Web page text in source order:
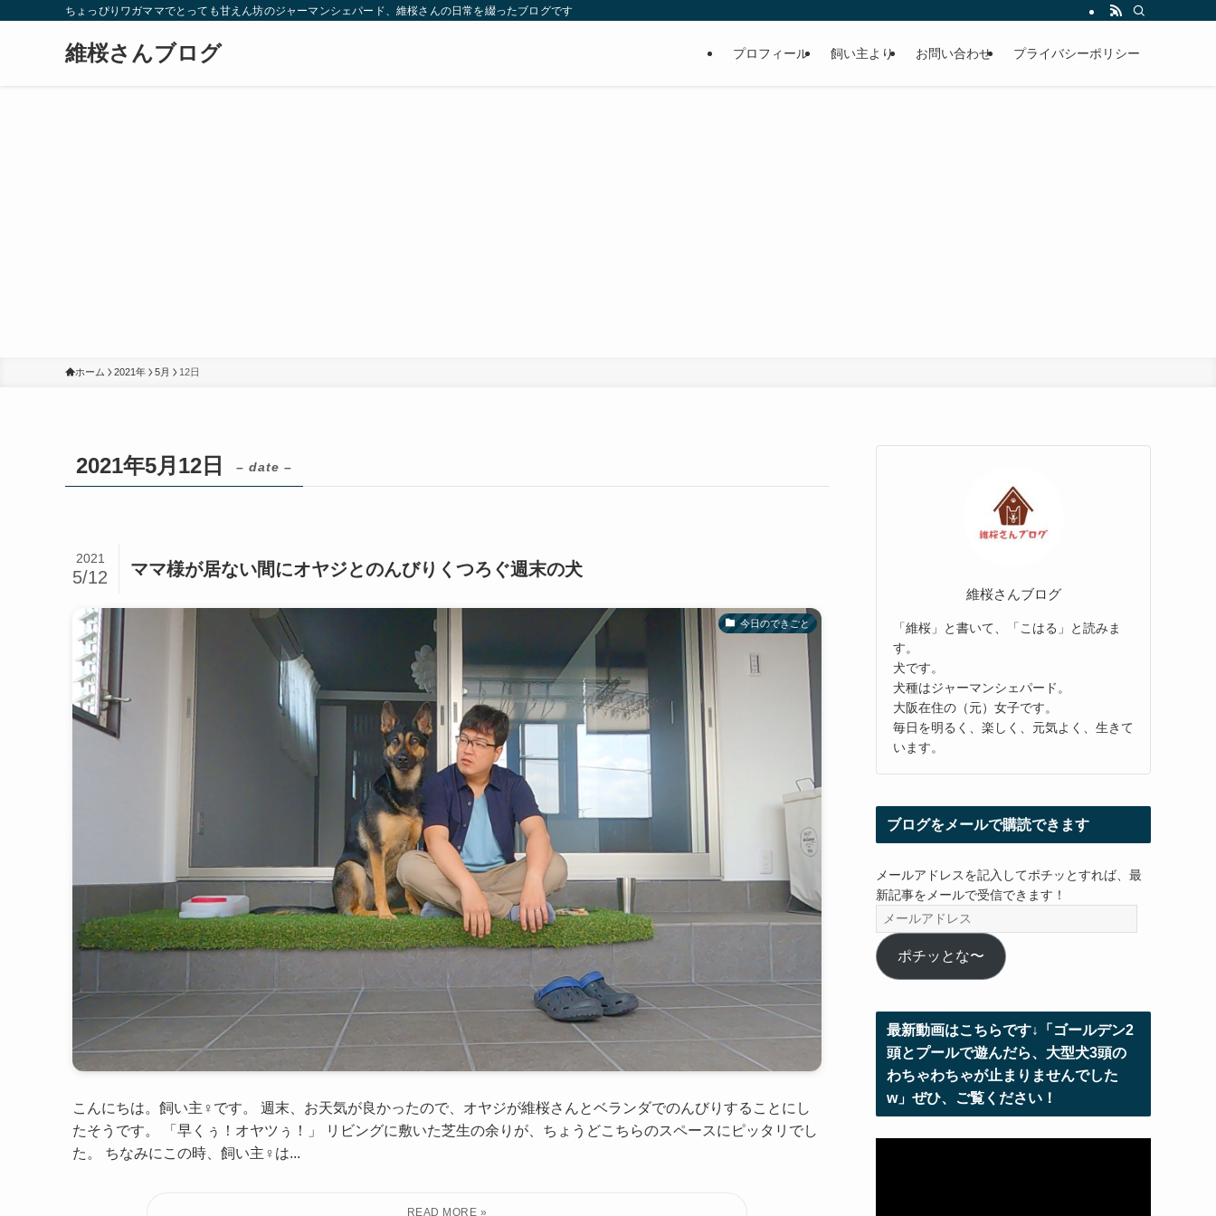
ちょっぴりワガママでとっても甘えん坊のジャーマンシェパード、維桜さんの日常を綴ったブログです
維桜さんブログ プロフィール 飼い主より お問い合わせ プライバシーポリシー
ホーム 2021年 5月 12日
2021年5月12日 – date –
ママ様が居ない間にオヤジとのんびりくつろぐ週末の犬
2021
5/12
今日のできごと
こんにちは。飼い主♀です。 週末、お天気が良かったので、オヤジが維桜さんとベランダでのんびりすることにし
たそうです。 「早くぅ！オヤツぅ！」 リビングに敷いた芝生の余りが、ちょうどこちらのスペースにピッタリでし
た。 ちなみにこの時、飼い主♀は...
維桜さんブログ
「維桜」と書いて、「こはる」と読みま
す。
犬です。
犬種はジャーマンシェパード。
大阪在住の（元）女子です。
毎日を明るく、楽しく、元気よく、生きて
います。
ブログをメールで購読できます
メールアドレスを記入してポチッとすれば、最
新記事をメールで受信できます！
ー
ル
ア
レ
ス
ポチッとな〜
最新動画はこちらです↓「ゴールデン2
頭とプールで遊んだら、大型犬3頭の
わちゃわちゃが止まりませんでした
w」ぜひ、ご覧ください！